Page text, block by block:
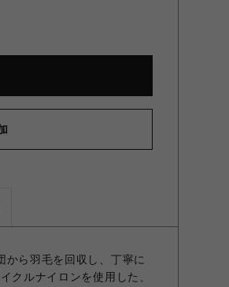
から羽毛を回収し、丁寧に
クルナイロンを使用した、